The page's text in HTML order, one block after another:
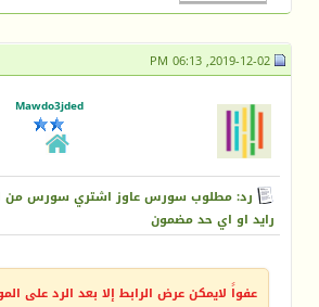
Mawdo3jded
رد: مطلوب سورس عاوز اشتري سورس من
رايد او اي حد مضمون
عفواً لايمكن عرض الرابط إلا بعد الرد على